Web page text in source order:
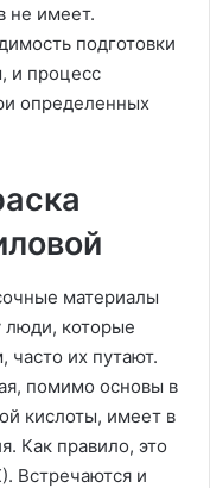
не имеет.
подготовки
и процесс
определенных
материалы
люди, которые
часто их путают.
помимо основы в
кислоты, имеет в
Как правило, это
Встречаются и